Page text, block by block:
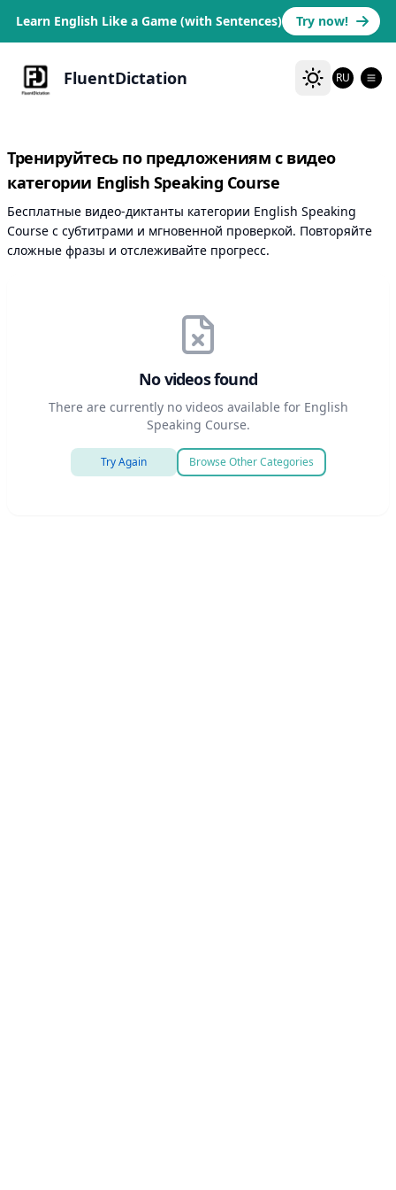
Learn English Like a Game (with Sentences) Try now!
FluentDictation RU
Тренируйтесь по предложениям с видео
категории English Speaking Course
Бесплатные видео-диктанты категории English Speaking
Course с субтитрами и мгновенной проверкой. Повторяйте
сложные фразы и отслеживайте прогресс.
No videos found
There are currently no videos available for English
Speaking Course.
Try Again Browse Other Categories